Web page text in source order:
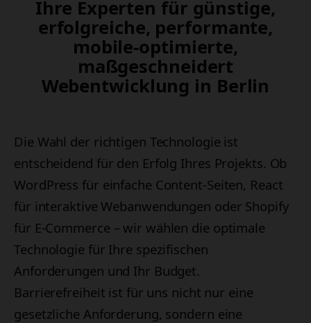
Ihre Experten für günstige,
erfolgreiche, performante,
mobile-optimierte,
maßgeschneidert
Webentwicklung in Berlin
Die Wahl der richtigen Technologie ist
entscheidend für den Erfolg Ihres Projekts. Ob
WordPress für einfache Content-Seiten, React
für interaktive Webanwendungen oder Shopify
für E-Commerce – wir wählen die optimale
Technologie für Ihre spezifischen
Anforderungen und Ihr Budget.
Barrierefreiheit ist für uns nicht nur eine
gesetzliche Anforderung, sondern eine